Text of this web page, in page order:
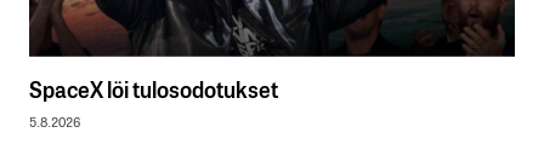
SpaceX löi tulosodotukset
5.8.2026